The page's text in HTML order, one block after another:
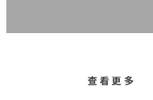
查看更多